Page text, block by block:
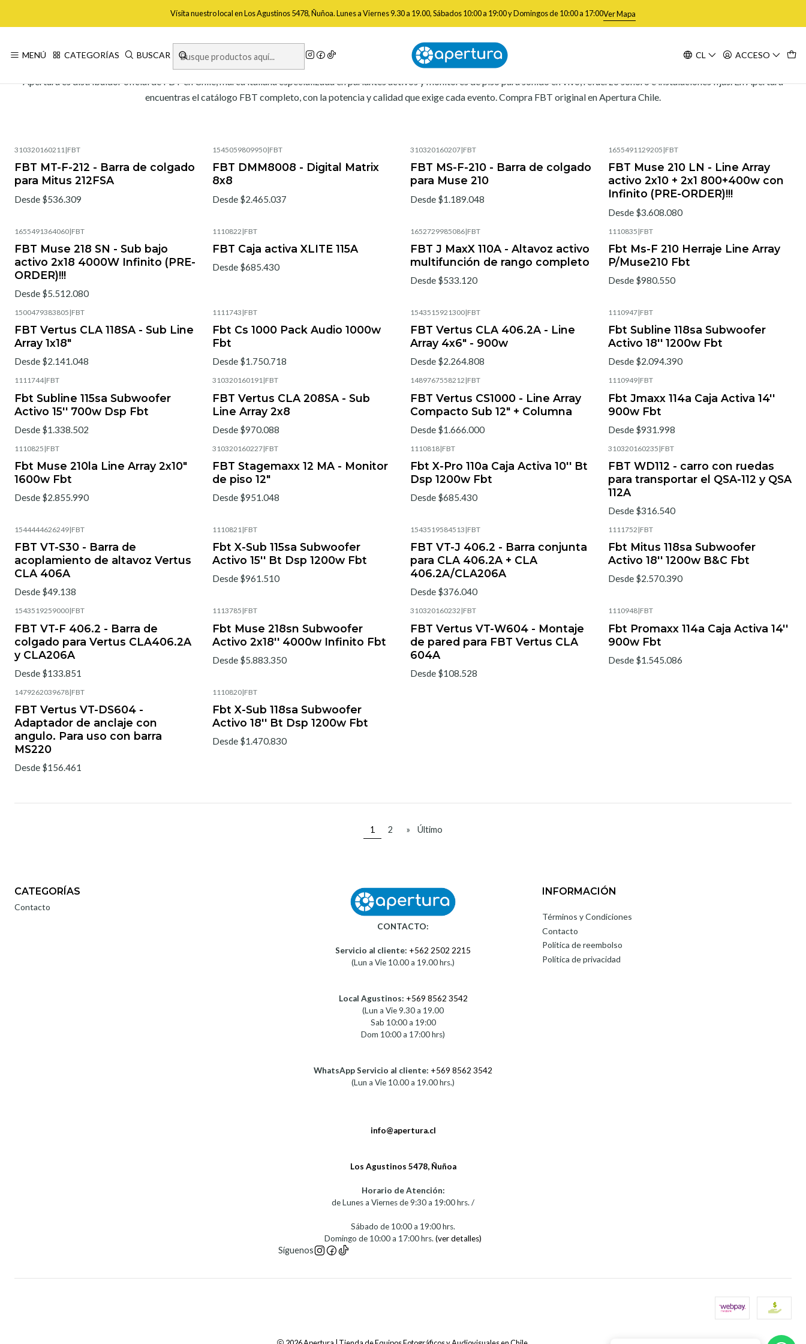
MENÚ CATEGORÍAS BUSCAR CL ACCESO
Vísita nuestro local en Los Agustinos 5478, Ñuñoa. Lunes a Viernes 9.30 a 19.00, Sábados 10:00 a 19:00 y Domingos de 10:00 a 17:00Ver Mapa
Inicio Marcas Fbt
Fbt
Apertura es distribuidor oficial de FBT en Chile, marca italiana especializada en parlantes activos y monitores de piso para sonido en vivo, refuerzo sonoro e instalaciones fijas. En Apertura
encuentras el catálogo FBT completo, con la potencia y calidad que exige cada evento. Compra FBT original en Apertura Chile.
Filtros
310320160211|FBT
FBT MT-F-212 - Barra de colgado
para Mitus 212FSA
Desde $536.309
1545059809950|FBT
FBT DMM8008 - Digital Matrix
8x8
Desde $2.465.037
310320160207|FBT
FBT MS-F-210 - Barra de colgado
para Muse 210
Desde $1.189.048
1655491129205 |FBT
FBT Muse 210 LN - Line Array
activo 2x10 + 2x1 800+400w con
Infinito (PRE-ORDER)!!!
Desde $3.608.080
1655491364060|FBT
FBT Muse 218 SN - Sub bajo
activo 2x18 4000W Infinito (PRE-
ORDER)!!!
Desde $5.512.080
1110822 |FBT
FBT Caja activa XLITE 115A
Desde $685.430
1652729985086|FBT
FBT J MaxX 110A - Altavoz activo
multifunción de rango completo
Desde $533.120
1110835 |FBT
Fbt Ms-F 210 Herraje Line Array
P/Muse210 Fbt
Desde $980.550
1500479383805 |FBT
FBT Vertus CLA 118SA - Sub Line
Array 1x18"
Desde $2.141.048
1111743 |FBT
Fbt Cs 1000 Pack Audio 1000w
Fbt
Desde $1.750.718
1543515921300|FBT
FBT Vertus CLA 406.2A - Line
Array 4x6" - 900w
Desde $2.264.808
1110947|FBT
Fbt Subline 118sa Subwoofer
Activo 18'' 1200w Fbt
Desde $2.094.390
1111744|FBT
Fbt Subline 115sa Subwoofer
Activo 15'' 700w Dsp Fbt
Desde $1.338.502
310320160191|FBT
FBT Vertus CLA 208SA - Sub
Line Array 2x8
Desde $970.088
1489767558212 |FBT
FBT Vertus CS1000 - Line Array
Compacto Sub 12" + Columna
Desde $1.666.000
1110949|FBT
Fbt Jmaxx 114a Caja Activa 14''
900w Fbt
Desde $931.998
1110825 |FBT
Fbt Muse 210la Line Array 2x10"
1600w Fbt
Desde $2.855.990
310320160227|FBT
FBT Stagemaxx 12 MA - Monitor
de piso 12"
Desde $951.048
1110818|FBT
Fbt X-Pro 110a Caja Activa 10'' Bt
Dsp 1200w Fbt
Desde $685.430
310320160235 |FBT
FBT WD112 - carro con ruedas
para transportar el QSA-112 y QSA
112A
Desde $316.540
1544444626249|FBT
FBT VT-S30 - Barra de
acoplamiento de altavoz Vertus
CLA 406A
Desde $49.138
1110821|FBT
Fbt X-Sub 115sa Subwoofer
Activo 15'' Bt Dsp 1200w Fbt
Desde $961.510
1543519584513 |FBT
FBT VT-J 406.2 - Barra conjunta
para CLA 406.2A + CLA
406.2A/CLA206A
Desde $376.040
1111752 |FBT
Fbt Mitus 118sa Subwoofer
Activo 18'' 1200w B&C Fbt
Desde $2.570.390
1543519259000|FBT
FBT VT-F 406.2 - Barra de
colgado para Vertus CLA406.2A
y CLA206A
Desde $133.851
1113785 |FBT
Fbt Muse 218sn Subwoofer
Activo 2x18'' 4000w Infinito Fbt
Desde $5.883.350
310320160232 |FBT
FBT Vertus VT-W604 - Montaje
de pared para FBT Vertus CLA
604A
Desde $108.528
1110948|FBT
Fbt Promaxx 114a Caja Activa 14''
900w Fbt
Desde $1.545.086
1479262039678|FBT
FBT Vertus VT-DS604 -
Adaptador de anclaje con
angulo. Para uso con barra
MS220
Desde $156.461
1110820|FBT
Fbt X-Sub 118sa Subwoofer
Activo 18'' Bt Dsp 1200w Fbt
Desde $1.470.830
1 2 » Último
CATEGORÍAS
Contacto
CONTACTO:
Servicio al cliente: +562 2502 2215
(Lun a Vie 10.00 a 19.00 hrs.)
Local Agustinos: +569 8562 3542
(Lun a Vie 9.30 a 19.00
Sab 10:00 a 19:00
Dom 10:00 a 17:00 hrs)
WhatsApp Servicio al cliente: +569 8562 3542
(Lun a Vie 10.00 a 19.00 hrs.)
info@apertura.cl
Los Agustinos 5478, Ñuñoa
Horario de Atención:
de Lunes a Viernes de 9:30 a 19:00 hrs. /
Sábado de 10:00 a 19:00 hrs.
Domingo de 10:00 a 17:00 hrs. (ver detalles)
Síguenos
INFORMACIÓN
Términos y Condiciones
Contacto
Política de reembolso
Política de privacidad